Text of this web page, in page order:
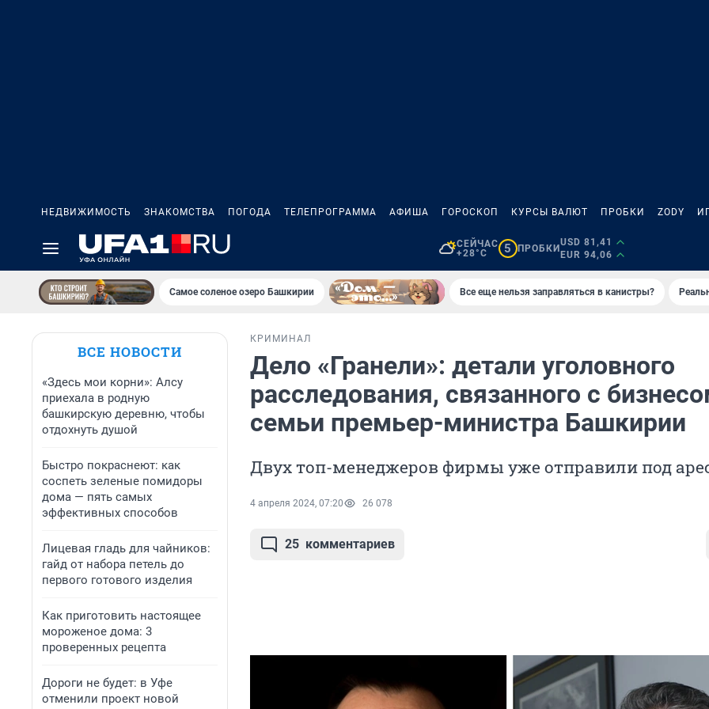
НЕДВИЖИМОСТЬ ЗНАКОМСТВА ПОГОДА ТЕЛЕПРОГРАММА АФИША ГОРОСКОП КУРСЫ ВАЛЮТ ПРОБКИ ZODY
СЕЙЧАС
+28°C
5 ПРОБКИ
USD 81,41
EUR 94,06
Самое соленое озеро Башкирии Все еще нельзя заправляться в канистры?
ВСЕ НОВОСТИ
«Здесь мои корни»: Алсу
приехала в родную
башкирскую деревню, чтобы
отдохнуть душой
Быстро покраснеют: как
соспеть зеленые помидоры
дома — пять самых
эффективных способов
Лицевая гладь для чайников:
гайд от набора петель до
первого готового изделия
Как приготовить настоящее
мороженое дома: 3
проверенных рецепта
Дороги не будет: в Уфе
отменили проект новой
КРИМИНАЛ
Дело «Гранели»: детали уголовного
расследования, связанного с
семьи премьер-министра Башкирии
Двух топ-менеджеров фирмы уже отправили под
4 апреля 2024, 07:20 26 078
25 комментариев